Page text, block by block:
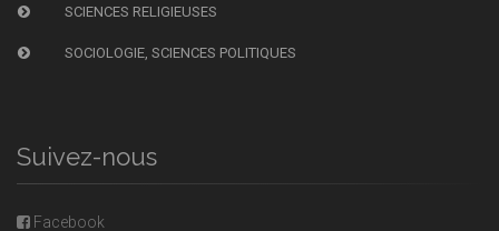
SCIENCES RELIGIEUSES
SOCIOLOGIE, SCIENCES POLITIQUES
Suivez-nous
Facebook